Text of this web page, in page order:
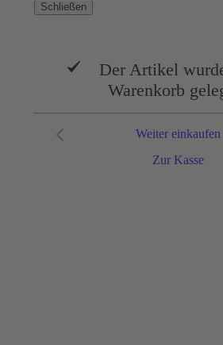
Schließen
Der Artikel
Warenkorb
Zur Kasse
Weiter einkaufen